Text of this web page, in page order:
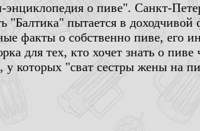
о пиве". Санкт-
"Балтика" пытается в
факты о собственно пиве, его
для тех, кто хочет знать о
у которых "сват сестры жены на